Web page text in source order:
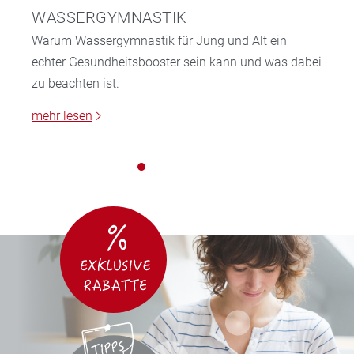
WASSERGYMNASTIK
Warum Wassergymnastik für Jung und Alt ein
echter Gesundheitsbooster sein kann und was dabei
zu beachten ist.
mehr lesen